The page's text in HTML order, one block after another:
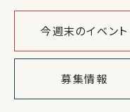
今週末のイベント
募集情報